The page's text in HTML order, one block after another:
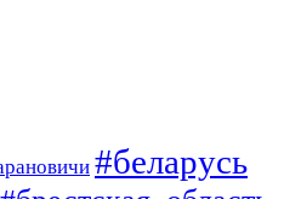
#беларусь